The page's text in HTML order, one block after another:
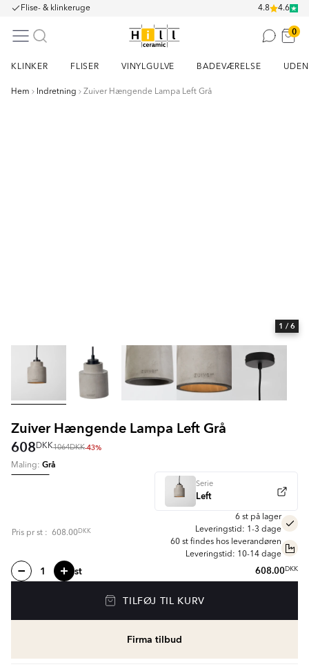
Flise- & klinkeruge 4.8 4.6
0
KLINKER FLISER VINYLGULVE BADEVÆRELSE
Hem Indretning Zuiver Hængende Lampa Left Grå
1 / 6
Zuiver Hængende Lampa Left Grå
608 DKK1064DKK-43%
Maling: Grå
Serie
Left
Pris pr st : 608.00DKK
6 st på lager
Leveringstid: 1-3 dage
60 st findes hos leverandøren
Leveringstid: 10-14 dage
st 608.00DKK
TILFØJ TIL KURV
Firma tilbud